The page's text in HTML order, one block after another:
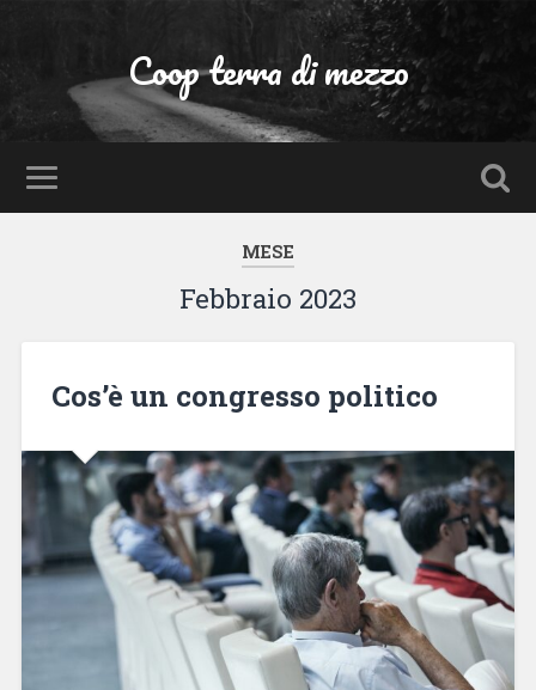
Coop terra di mezzo
MESE
Febbraio 2023
Cos’è un congresso politico